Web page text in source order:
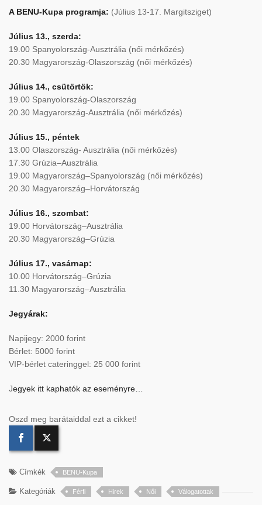
A BENU-Kupa programja: (Július 13-17. Margitsziget)
Július 13., szerda:
19.00 Spanyolország-Ausztrália (női mérkőzés)
20.30 Magyarország-Olaszország (női mérkőzés)
Július 14., csütörtök:
19.00 Spanyolország-Olaszország
20.30 Magyarország-Ausztrália (női mérkőzés)
Július 15., péntek
13.00 Olaszország- Ausztrália (női mérkőzés)
17.30 Grúzia–Ausztrália
19.00 Magyarország–Spanyolország (női mérkőzés)
20.30 Magyarország–Horvátország
Július 16., szombat:
19.00 Horvátország–Ausztrália
20.30 Magyarország–Grúzia
Július 17., vasárnap:
10.00 Horvátország–Grúzia
11.30 Magyarország–Ausztrália
Jegyárak:
Napijegy: 2000 forint
Bérlet: 5000 forint
VIP-bérlet cateringgel: 25 000 forint
Jegyek itt kaphatók az eseményre…
Oszd meg barátaiddal ezt a cikket!
Címkék BENU-Kupa
Kategóriák Férfi Hirek Női Válogatottak